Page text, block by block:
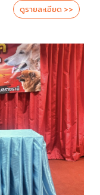
ดูรายละเอียด >>